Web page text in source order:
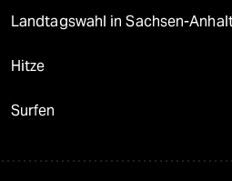
Landtagswahl in Sachsen-
Hitze
Surfen